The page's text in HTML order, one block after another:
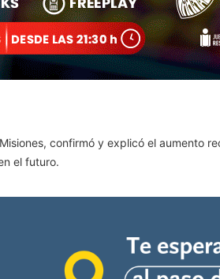
confirmó y explicó el aumento
el futuro.